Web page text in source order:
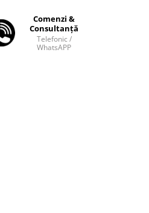
Comenzi &
Consultanță
Telefonic /
WhatsAPP